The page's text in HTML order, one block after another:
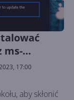
ms-
17:00
aby skłonić